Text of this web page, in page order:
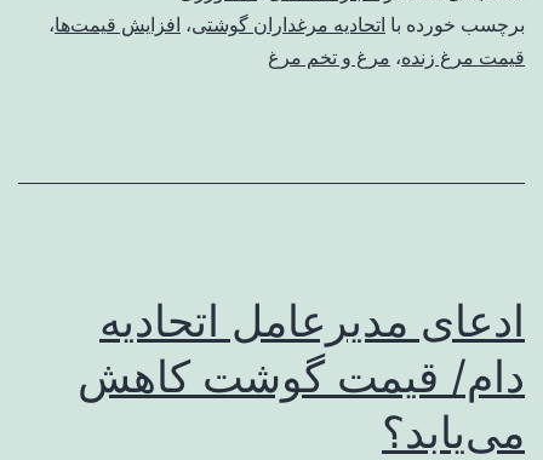
برچسب خورده با اتحادیه مرغداران گوشتی، افزایش قیمت‌ها،
قیمت مرغ زنده، مرغ و تخم مرغ
ادعای مدیرعامل اتحادیه
دام/ قیمت گوشت کاهش
می‌یابد؟